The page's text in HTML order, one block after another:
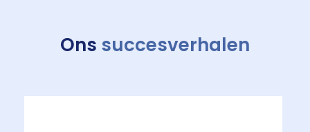
Ons succesverhalen